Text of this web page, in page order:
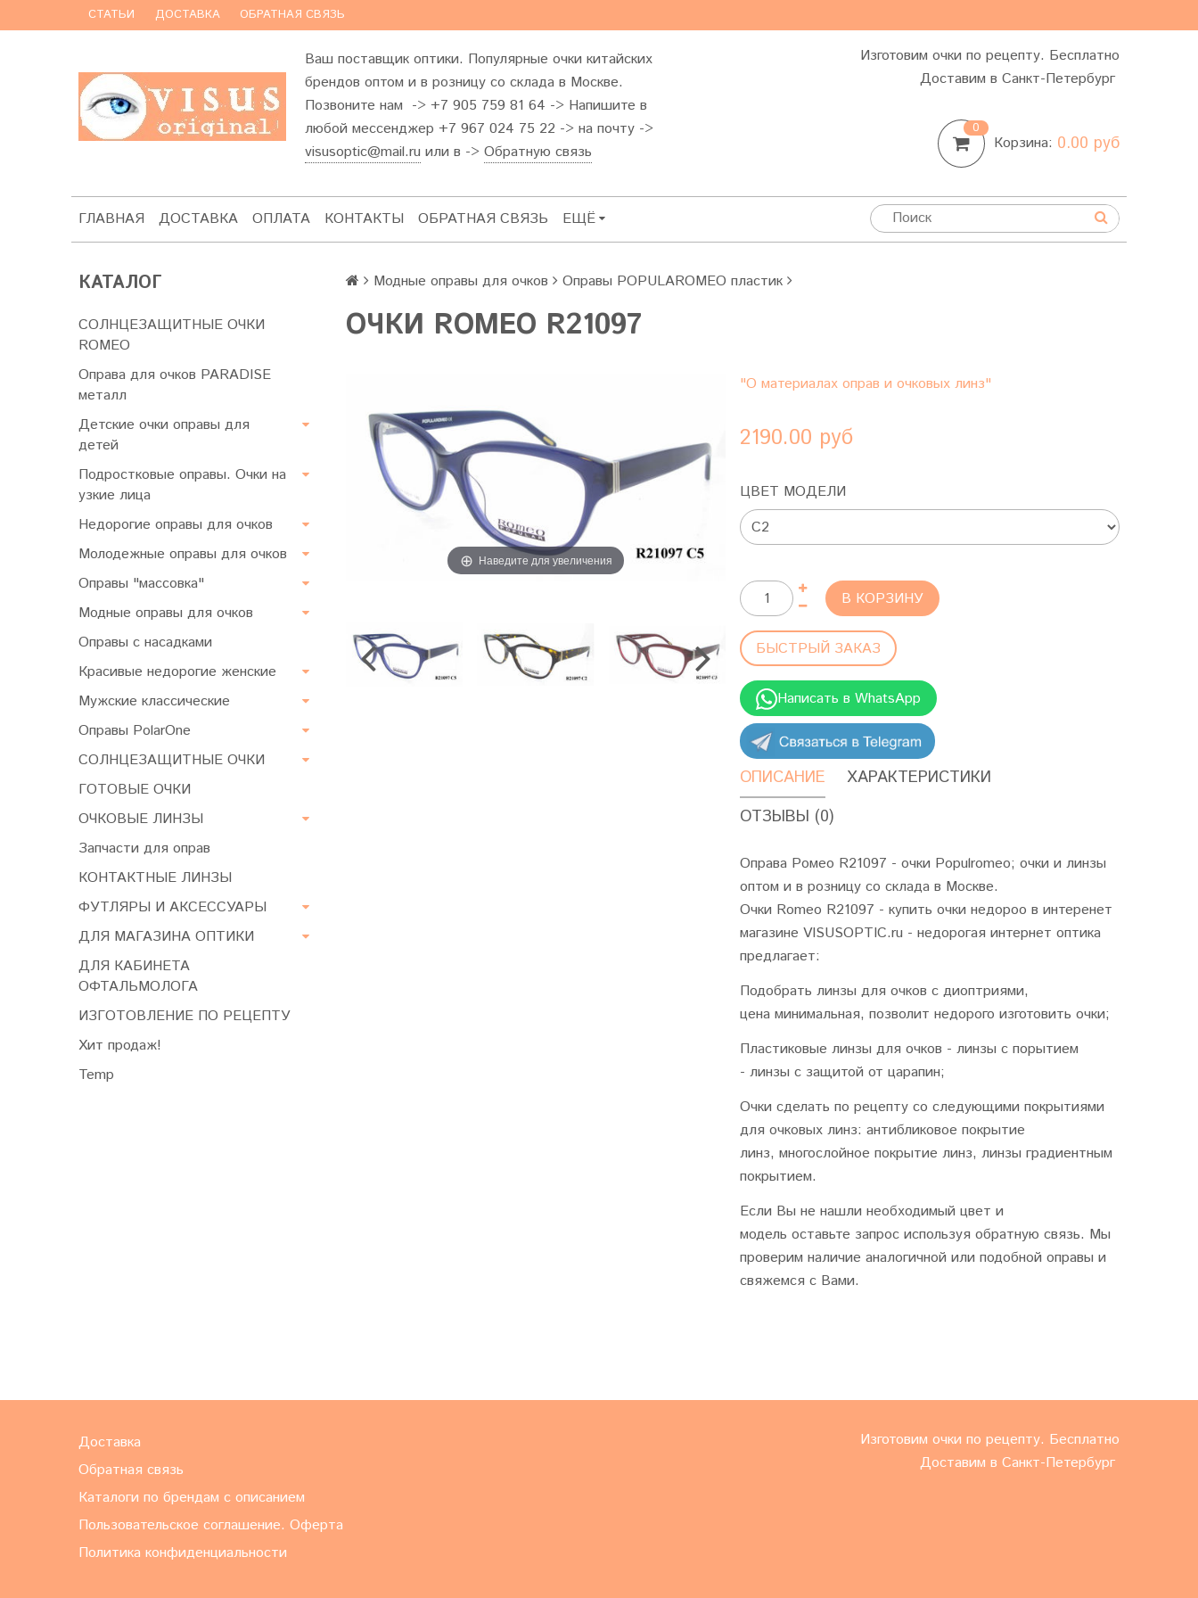
СТАТЬИ ДОСТАВКА ОБРАТНАЯ СВЯЗЬ
Ваш поставщик оптики. Популярные очки китайских
брендов оптом и в розницу со склада в Москве.
Позвоните нам -> +7 905 759 81 64 -> Напишите в
любой мессенджер +7 967 024 75 22 -> на почту ->
visusoptic@mail.ru или в -> Обратную связь
Изготовим очки по рецепту. Бесплатно
Доставим в Санкт-Петербург
0
Корзина: 0.00 руб
ГЛАВНАЯ ДОСТАВКА ОПЛАТА КОНТАКТЫ ОБРАТНАЯ СВЯЗЬ ЕЩЁ
КАТАЛОГ
СОЛНЦЕЗАЩИТНЫЕ ОЧКИ
ROMEO
Оправа для очков PARADISE
металл
Детские очки оправы для
детей
Подростковые оправы. Очки на
узкие лица
Недорогие оправы для очков
Молодежные оправы для очков
Оправы "массовка"
Модные оправы для очков
Оправы с насадками
Красивые недорогие женские
Мужские классические
Оправы PolarOne
СОЛНЦЕЗАЩИТНЫЕ ОЧКИ
ГОТОВЫЕ ОЧКИ
ОЧКОВЫЕ ЛИНЗЫ
Запчасти для оправ
КОНТАКТНЫЕ ЛИНЗЫ
ФУТЛЯРЫ И АКСЕССУАРЫ
ДЛЯ МАГАЗИНА ОПТИКИ
ДЛЯ КАБИНЕТА
ОФТАЛЬМОЛОГА
ИЗГОТОВЛЕНИЕ ПО РЕЦЕПТУ
Хит продаж!
Temp
Модные оправы для очков Оправы POPULAROMEO пластик
OЧКИ ROMEO R21097
Наведите для увеличения
"О материалах оправ и очковых линз"
2190.00 руб
ЦВЕТ МОДЕЛИ
В КОРЗИНУ
БЫСТРЫЙ ЗАКАЗ
Написать в WhatsApp
ОПИСАНИЕ
ХАРАКТЕРИСТИКИ
ОТЗЫВЫ (0)
Оправа Ромео R21097 - очки Populromeo; очки и линзы
оптом и в розницу со склада в Москве.
Очки Romeo R21097 - купить очки недороо в интеренет
магазине VISUSOPTIC.ru - недорогая интернет оптика
предлагает:
Подобрать линзы для очков с диоптриями,
цена минимальная, позволит недорого изготовить очки;
Пластиковые линзы для очков - линзы с порытием
- линзы с защитой от царапин;
Очки сделать по рецепту со следующими покрытиями
для очковых линз: антибликовое покрытие
линз, многослойное покрытие линз, линзы градиентным
покрытием.
Если Вы не нашли необходимый цвет и
модель оставьте запрос используя обратную связь. Мы
проверим наличие аналогичной или подобной оправы и
свяжемся с Вами.
Доставка
Обратная связь
Каталоги по брендам с описанием
Пользовательское соглашение. Оферта
Политика конфиденциальности
Изготовим очки по рецепту. Бесплатно
Доставим в Санкт-Петербург